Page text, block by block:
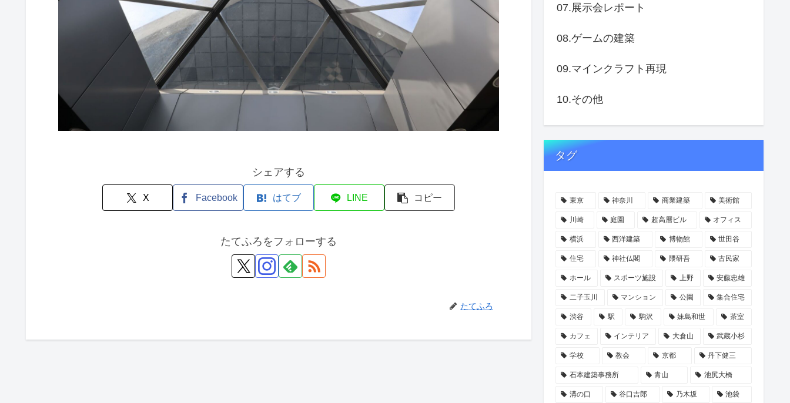
シェアする
X Facebook はてブ LINE コピー
たてふろをフォローする
たてふろ
07.展示会レポート
08.ゲームの建築
09.マインクラフト再現
10.その他
タグ
東京 神奈川 商業建築 美術館
川崎 庭園 超高層ビル オフィス
横浜 西洋建築 博物館 世田谷
住宅 神社仏閣 隈研吾 古民家
ホール スポーツ施設 上野 安藤忠雄
二子玉川 マンション 公園 集合住宅
渋谷 駅 駒沢 妹島和世 茶室
カフェ インテリア 大倉山 武蔵小杉
学校 教会 京都 丹下健三
石本建築事務所 青山 池尻大橋
溝の口 谷口吉郎 乃木坂 池袋